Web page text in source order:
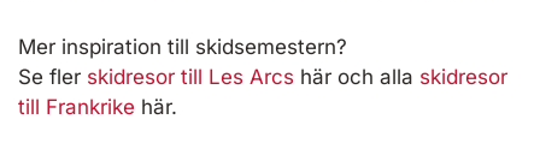
Mer inspiration till skidsemestern?
Se fler skidresor till Les Arcs här och alla skidresor
till Frankrike här.